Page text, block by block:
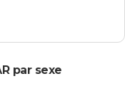
par sexe